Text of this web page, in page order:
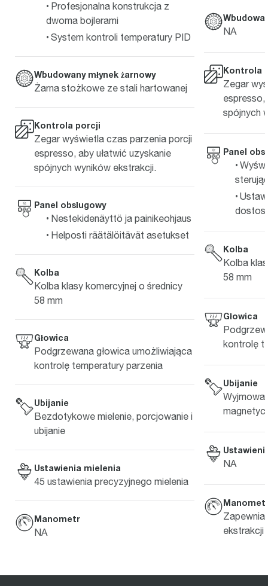
Profesjonalna konstrukcja z
dwoma bojlerami
System kontroli temperatury PID
Wbudowany młynek żarnowy
Żarna stożkowe ze stali hartowanej
Kontrola porcji
Zegar wyświetla czas parzenia porcji
espresso, aby ułatwić uzyskanie
spójnych wyników ekstrakcji.
Panel obsługowy
Nestekidenäyttö ja painikeohjaus
Helposti räätälöitävät asetukset
Kolba
Kolba klasy komercyjnej o średnicy
58 mm
Głowica
Podgrzewana głowica umożliwiająca
kontrolę temperatury parzenia
Ubijanie
Bezdotykowe mielenie, porcjowanie i
ubijanie
Ustawienia mielenia
45 ustawienia precyzyjnego mielenia
Manometr
NA
NA
Kontrola
Zegar
espresso,
spójnych
Panel
Kolba
Kolba
58 mm
Głowica
kontrolę
Ubijanie
NA
Zapewnia
ekstrakcji